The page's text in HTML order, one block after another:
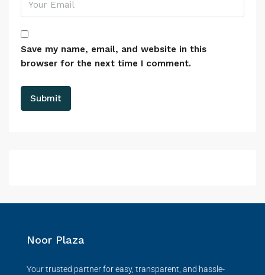
Save my name, email, and website in this
browser for the next time I comment.
Noor Plaza
Your trusted partner for easy, transparent, and hassle-